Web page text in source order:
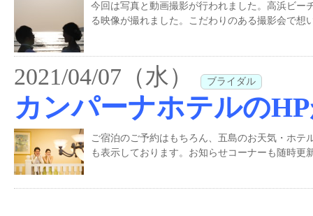
今回は写真と動画撮影が行われました。高浜ビー
る映像が撮れました。こだわりのある撮影会で想
2021/04/07（水） ブライダル
カンパーナホテルの
ご宿泊のご予約はもちろん、五島のお天気・ホテ
も表示しております。お知らせコーナーも随時